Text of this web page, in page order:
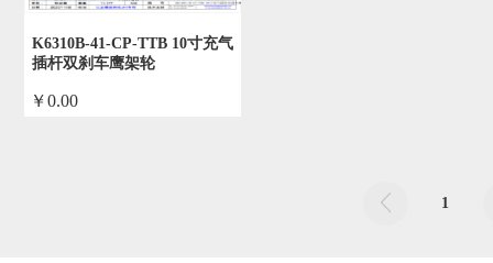
K6310B-41-CP-TTB 10寸充气
插杆双刹车鹰架轮
￥0.00
1